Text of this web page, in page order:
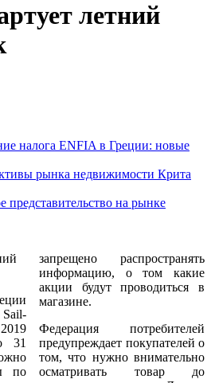
летний
налога ENFIA в Греции: новые
рынка недвижимости Крита
представительство на рынке
Sail-
31
по
запрещено распространять
информацию, о том какие
акции будут проводиться в
магазине.
Федерация потребителей
предупреждает покупателей о
том, что нужно внимательно
осматривать товар до